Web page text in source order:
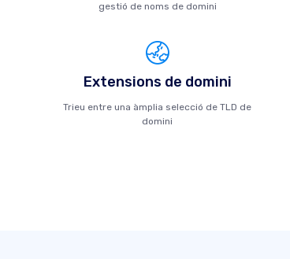
gestió de noms de domini
Extensions de domini
Trieu entre una àmplia selecció de TLD de
domini